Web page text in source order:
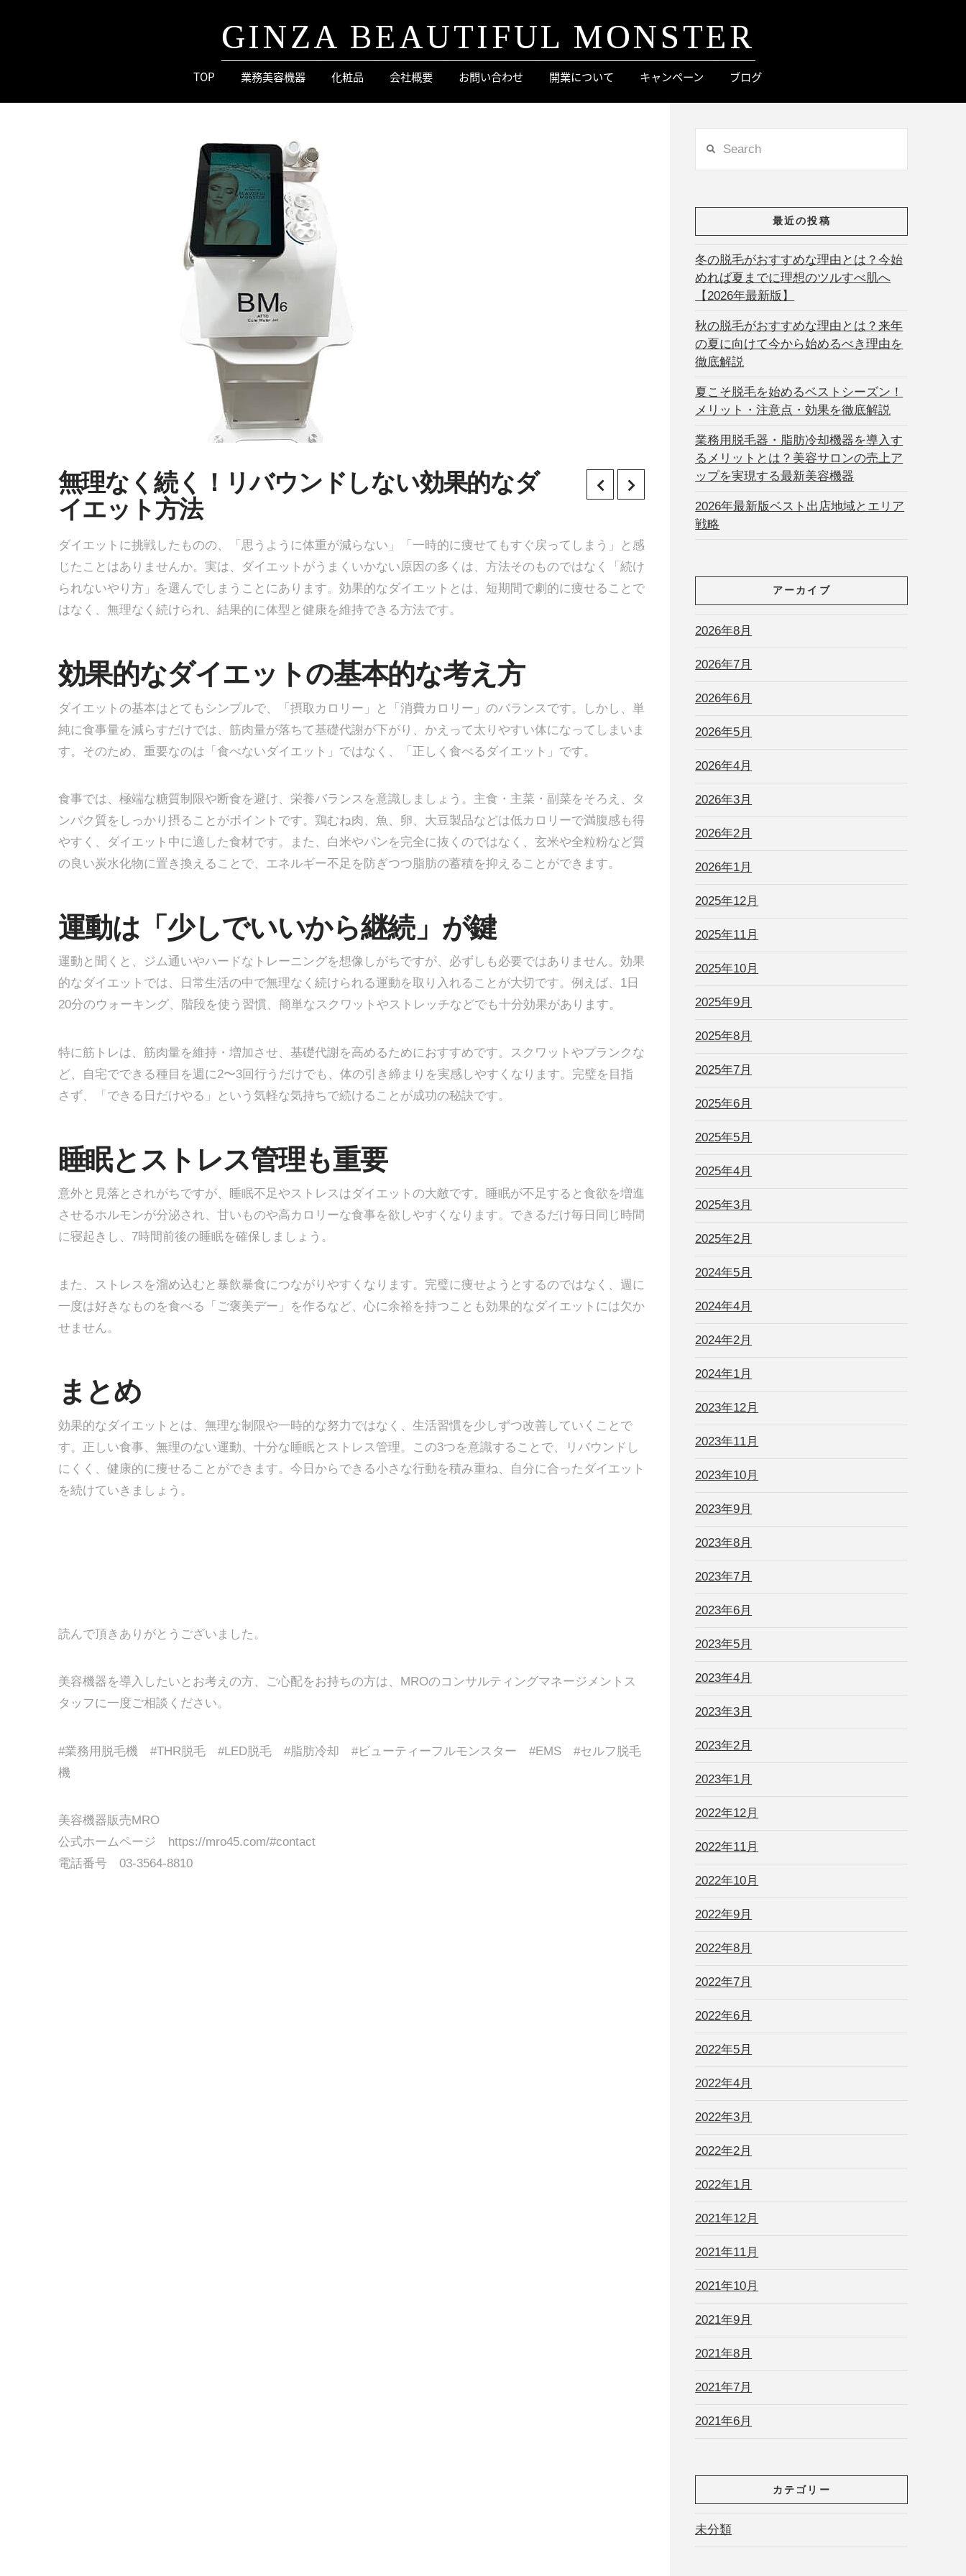
GINZA BEAUTIFUL MONSTER
TOP 業務美容機器 化粧品 会社概要 お問い合わせ 開業について キャンペーン ブログ
無理なく続く！リバウンドしない効果的なダ
イエット方法
ダイエットに挑戦したものの、「思うように体重が減らない」「一時的に痩せてもすぐ戻ってしまう」と感
じたことはありませんか。実は、ダイエットがうまくいかない原因の多くは、方法そのものではなく「続け
られないやり方」を選んでしまうことにあります。効果的なダイエットとは、短期間で劇的に痩せることで
はなく、無理なく続けられ、結果的に体型と健康を維持できる方法です。
効果的なダイエットの基本的な考え方
ダイエットの基本はとてもシンプルで、「摂取カロリー」と「消費カロリー」のバランスです。しかし、単
純に食事量を減らすだけでは、筋肉量が落ちて基礎代謝が下がり、かえって太りやすい体になってしまいま
す。そのため、重要なのは「食べないダイエット」ではなく、「正しく食べるダイエット」です。
食事では、極端な糖質制限や断食を避け、栄養バランスを意識しましょう。主食・主菜・副菜をそろえ、タ
ンパク質をしっかり摂ることがポイントです。鶏むね肉、魚、卵、大豆製品などは低カロリーで満腹感も得
やすく、ダイエット中に適した食材です。また、白米やパンを完全に抜くのではなく、玄米や全粒粉など質
の良い炭水化物に置き換えることで、エネルギー不足を防ぎつつ脂肪の蓄積を抑えることができます。
運動は「少しでいいから継続」が鍵
運動と聞くと、ジム通いやハードなトレーニングを想像しがちですが、必ずしも必要ではありません。効果
的なダイエットでは、日常生活の中で無理なく続けられる運動を取り入れることが大切です。例えば、1日
20分のウォーキング、階段を使う習慣、簡単なスクワットやストレッチなどでも十分効果があります。
特に筋トレは、筋肉量を維持・増加させ、基礎代謝を高めるためにおすすめです。スクワットやプランクな
ど、自宅でできる種目を週に2〜3回行うだけでも、体の引き締まりを実感しやすくなります。完璧を目指
さず、「できる日だけやる」という気軽な気持ちで続けることが成功の秘訣です。
睡眠とストレス管理も重要
意外と見落とされがちですが、睡眠不足やストレスはダイエットの大敵です。睡眠が不足すると食欲を増進
させるホルモンが分泌され、甘いものや高カロリーな食事を欲しやすくなります。できるだけ毎日同じ時間
に寝起きし、7時間前後の睡眠を確保しましょう。
また、ストレスを溜め込むと暴飲暴食につながりやすくなります。完璧に痩せようとするのではなく、週に
一度は好きなものを食べる「ご褒美デー」を作るなど、心に余裕を持つことも効果的なダイエットには欠か
せません。
まとめ
効果的なダイエットとは、無理な制限や一時的な努力ではなく、生活習慣を少しずつ改善していくことで
す。正しい食事、無理のない運動、十分な睡眠とストレス管理。この3つを意識することで、リバウンドし
にくく、健康的に痩せることができます。今日からできる小さな行動を積み重ね、自分に合ったダイエット
を続けていきましょう。
読んで頂きありがとうございました。
美容機器を導入したいとお考えの方、ご心配をお持ちの方は、MROのコンサルティングマネージメントス
タッフに一度ご相談ください。
#業務用脱毛機 #THR脱毛 #LED脱毛 #脂肪冷却 #ビューティーフルモンスター #EMS #セルフ脱毛
機
美容機器販売MRO
公式ホームページ https://mro45.com/#contact
電話番号 03-3564-8810
最近の投稿
冬の脱毛がおすすめな理由とは？今始
めれば夏までに理想のツルすべ肌へ
【2026年最新版】
秋の脱毛がおすすめな理由とは？来年
の夏に向けて今から始めるべき理由を
徹底解説
夏こそ脱毛を始めるベストシーズン！
メリット・注意点・効果を徹底解説
業務用脱毛器・脂肪冷却機器を導入す
るメリットとは？美容サロンの売上ア
ップを実現する最新美容機器
2026年最新版ベスト出店地域とエリア
戦略
アーカイブ
2026年8月
2026年7月
2026年6月
2026年5月
2026年4月
2026年3月
2026年2月
2026年1月
2025年12月
2025年11月
2025年10月
2025年9月
2025年8月
2025年7月
2025年6月
2025年5月
2025年4月
2025年3月
2025年2月
2024年5月
2024年4月
2024年2月
2024年1月
2023年12月
2023年11月
2023年10月
2023年9月
2023年8月
2023年7月
2023年6月
2023年5月
2023年4月
2023年3月
2023年2月
2023年1月
2022年12月
2022年11月
2022年10月
2022年9月
2022年8月
2022年7月
2022年6月
2022年5月
2022年4月
2022年3月
2022年2月
2022年1月
2021年12月
2021年11月
2021年10月
2021年9月
2021年8月
2021年7月
2021年6月
カテゴリー
未分類